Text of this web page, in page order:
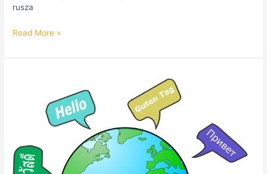
rusza
Read More »
Psychologia
ludzi”
o